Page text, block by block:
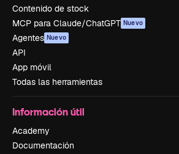
Contenido de stock
MCP para Claude/ChatGPT Nuevo
Agentes Nuevo
API
App móvil
Todas las herramientas
Información útil
Academy
Documentación